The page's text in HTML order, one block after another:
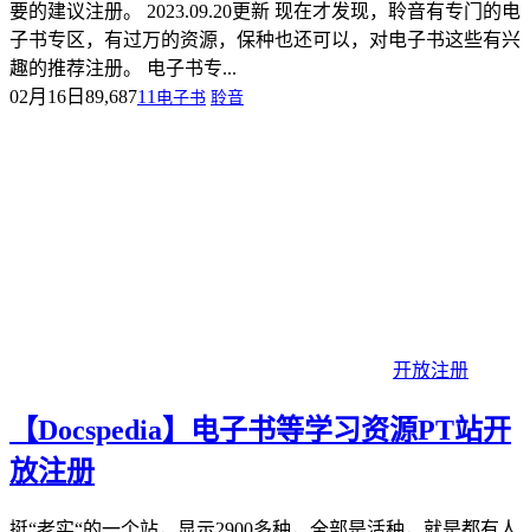
要的建议注册。 2023.09.20更新 现在才发现，聆音有专门的电
子书专区，有过万的资源，保种也还可以，对电子书这些有兴
趣的推荐注册。 电子书专...
02月16日 89,68711 电子书 聆音
开放注册
【Docspedia】电子书等学习资源PT站开
放注册